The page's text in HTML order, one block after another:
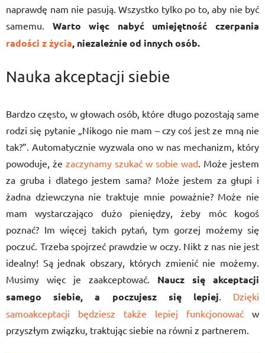
naprawdę nam nie pasują. Wszystko tylko po to, aby nie być
samemu. Warto więc nabyć umiejętność czerpania
radości z życia, niezależnie od innych osób.
Nauka akceptacji siebie
Bardzo często, w głowach osób, które długo pozostają same
rodzi się pytanie „Nikogo nie mam – czy coś jest ze mną nie
tak?”. Automatycznie wyzwala ono w nas mechanizm, który
powoduje, że zaczynamy szukać w sobie wad. Może jestem
za gruba i dlatego jestem sama? Może jestem za głupi i
żadna dziewczyna nie traktuje mnie poważnie? Może nie
mam wystarczająco dużo pieniędzy, żeby móc kogoś
poznać? Im więcej takich pytań, tym gorzej możemy się
poczuć. Trzeba spojrzeć prawdzie w oczy. Nikt z nas nie jest
idealny! Są jednak obszary, których zmienić nie możemy.
Musimy więc je zaakceptować. Naucz się akceptacji
samego siebie, a poczujesz się lepiej. Dzięki
samoakceptacji będziesz także lepiej funkcjonować w
przyszłym związku, traktując siebie na równi z partnerem.